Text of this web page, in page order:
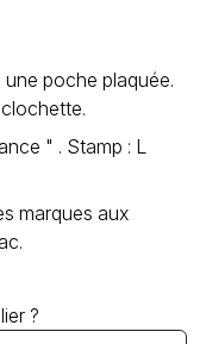
poche plaquée.
" . Stamp : L
marques aux
?